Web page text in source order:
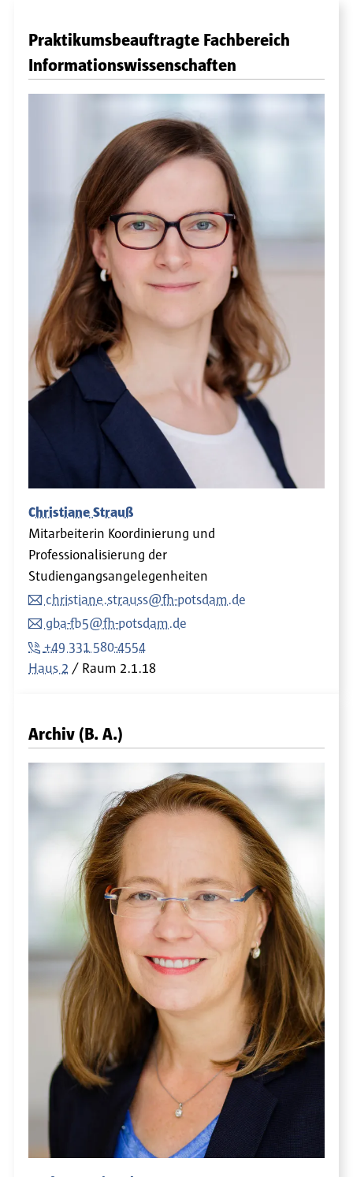
Praktikumsbeauftragte Fachbereich
Informationswissenschaften
Christiane Strauß
Mitarbeiterin Koordinierung und
Professionalisierung der
Studiengangsangelegenheiten
christiane.strauss@fh-potsdam.de
gba-fb5@fh-potsdam.de
+49 331 580-4554
Haus 2
Raum 2.1.18
Archiv (B. A.)